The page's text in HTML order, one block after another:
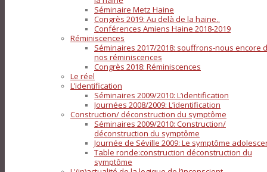
Séminaire Metz Haine
Congrès 2019: Au delà de la haine..
Conférences Amiens Haine 2018-2019
Réminiscences
Séminaires 2017/2018: souffrons-nous encore
nos réminiscences
Congrès 2018: Réminiscences
Le réel
L’identification
Séminaires 2009/2010: L’identification
Journées 2008/2009: L’identification
Construction/ déconstruction du symptôme
Séminaires 2009/2010: Construction/
déconstruction du symptôme
Journée de Séville 2009: Le symptôme
Table ronde:construction déconstruction du
symptôme